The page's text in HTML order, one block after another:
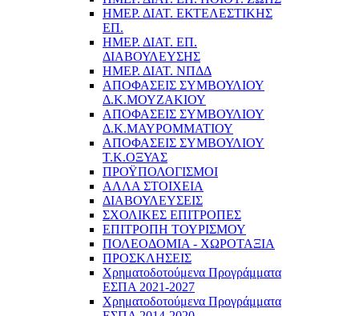
ΗΜΕΡ. ΔΙΑΤ. ΕΚΤΕΛΕΣΤΙΚΗΣ
ΕΠ.
ΗΜΕΡ. ΔΙΑΤ. ΕΠ.
ΔΙΑΒΟΥΛΕΥΣΗΣ
ΗΜΕΡ. ΔΙΑΤ. ΝΠΔΔ
ΑΠΟΦΑΣΕΙΣ ΣΥΜΒΟΥΛΙΟΥ
Δ.Κ.ΜΟΥΖΑΚΙΟΥ
ΑΠΟΦΑΣΕΙΣ ΣΥΜΒΟΥΛΙΟΥ
Δ.Κ.ΜΑΥΡΟΜΜΑΤΙΟΥ
ΑΠΟΦΑΣΕΙΣ ΣΥΜΒΟΥΛΙΟΥ
Τ.Κ.ΟΞΥΑΣ
ΠΡΟΫΠΟΛΟΓΙΣΜΟΙ
ΑΛΛΑ ΣΤΟΙΧΕΙΑ
ΔΙΑΒΟΥΛΕΥΣΕΙΣ
ΣΧΟΛΙΚΕΣ ΕΠΙΤΡΟΠΕΣ
ΕΠΙΤΡΟΠΗ ΤΟΥΡΙΣΜΟΥ
ΠΟΛΕΟΔΟΜΙΑ - ΧΩΡΟΤΑΞΙΑ
ΠΡΟΣΚΛΗΣΕΙΣ
Χρηματοδοτούμενα Προγράμματα
ΕΣΠΑ 2021-2027
Χρηματοδοτούμενα Προγράμματα